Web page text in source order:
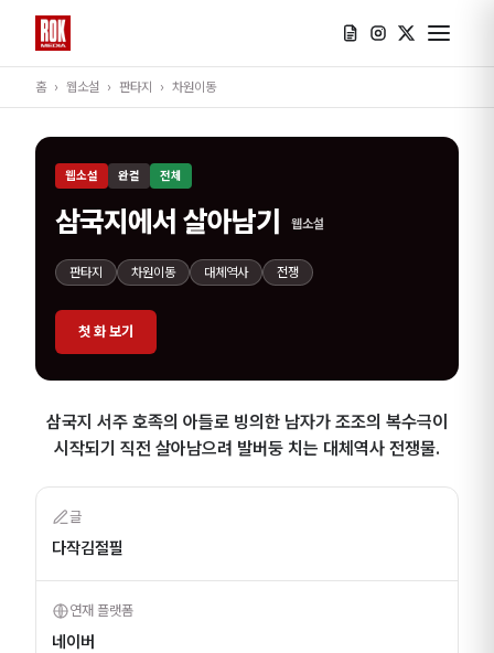
홈 › 웹소설 › 판타지 › 차원이동
웹소설 완결 전체
삼국지에서 살아남기 웹소설
판타지 차원이동 대체역사 전쟁
첫 화 보기
삼국지 서주 호족의 아들로 빙의한 남자가 조조의 복수극이
시작되기 직전 살아남으려 발버둥 치는 대체역사 전쟁물.
글
다작김절필
연재 플랫폼
네이버